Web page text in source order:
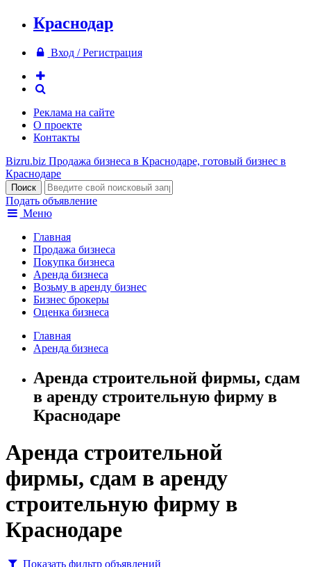
Краснодар
Вход / Регистрация
Реклама на сайте
О проекте
Контакты
Bizru.biz Продажа бизнеса в Краснодаре, готовый бизнес в
Краснодаре
Подать объявление
Меню
Главная
Продажа бизнеса
Покупка бизнеса
Аренда бизнеса
Возьму в аренду бизнес
Бизнес брокеры
Оценка бизнеса
Главная
Аренда бизнеса
Аренда строительной фирмы, сдам
в аренду строительную фирму в
Краснодаре
Аренда строительной
фирмы, сдам в аренду
строительную фирму в
Краснодаре
Показать фильтр объявлений